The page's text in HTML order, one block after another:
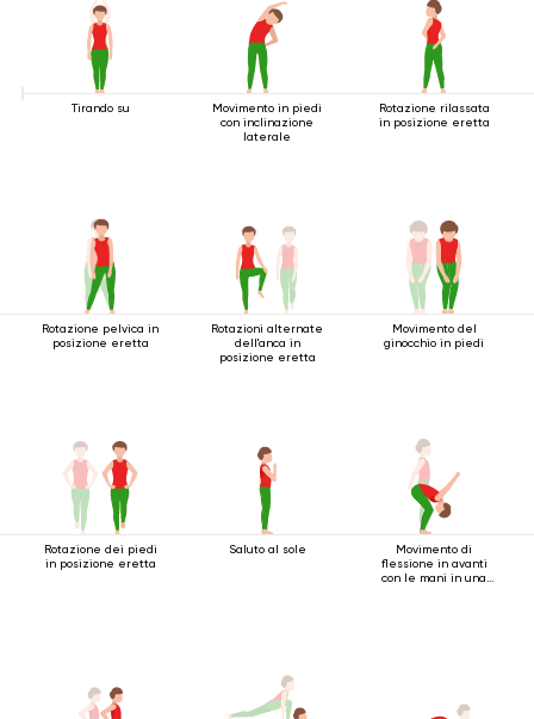
Tirando su
Movimento in piedi
con inclinazione
laterale
Rotazione rilassata
in posizione eretta
Rotazione pelvica in
posizione eretta
Rotazioni alternate
dell'anca in
posizione eretta
Movimento del
ginocchio in piedi
Rotazione dei piedi
in posizione eretta
Saluto al sole
Movimento di
flessione in avanti
con le mani in una